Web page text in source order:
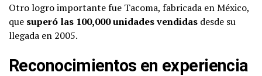
Otro logro importante fue Tacoma, fabricada en México,
que superó las 100,000 unidades vendidas desde su
llegada en 2005.
Reconocimientos en experiencia